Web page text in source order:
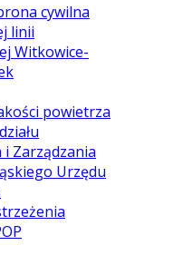
cywilna
linii
Witkowice-
powietrza
i Zarządzania
Urzędu